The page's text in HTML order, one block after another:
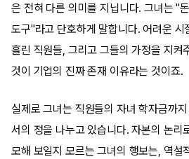
은 전혀 다른 의미를 지닙니다. 그녀는 "
도구"라고 단호하게 말합니다. 어려운 시
흘린 직원들, 그리고 그들의 가정을 지켜
것이 기업의 진짜 존재 이유라는 것이죠.
실제로 그녀는 직원들의 자녀 학자금까
서의 정을 나누고 있습니다. 자본의 논리
모해 보일지 모르는 그녀의 행보는, 역설